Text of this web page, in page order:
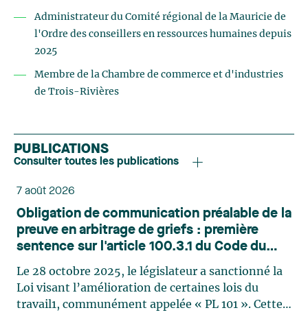
Administrateur du Comité régional de la Mauricie de
l'Ordre des conseillers en ressources humaines depuis
2025
Membre de la Chambre de commerce et d'industries
de Trois-Rivières
PUBLICATIONS
Consulter toutes les publications
7 août 2026
Obligation de communication préalable de la
preuve en arbitrage de griefs : première
sentence sur l'article 100.3.1 du Code du
travail
Le 28 octobre 2025, le législateur a sanctionné la
Loi visant l’amélioration de certaines lois du
travail1, communément appelée « PL 101 ». Cette